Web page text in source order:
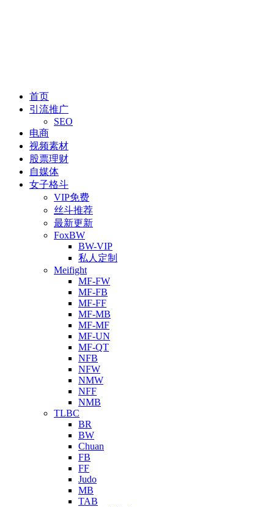
首页
引流推广
SEO
电商
视频素材
股票理财
自媒体
女子格斗
VIP免费
丝斗推荐
最新更新
FoxBW
BW-VIP
私人定制
Meifight
MF-FW
MF-FB
MF-FF
MF-MB
MF-MF
MF-UN
MF-QT
NFB
NFW
NMW
NFF
NMB
TLBC
BR
BW
Chuan
FB
FF
Judo
MB
TAB